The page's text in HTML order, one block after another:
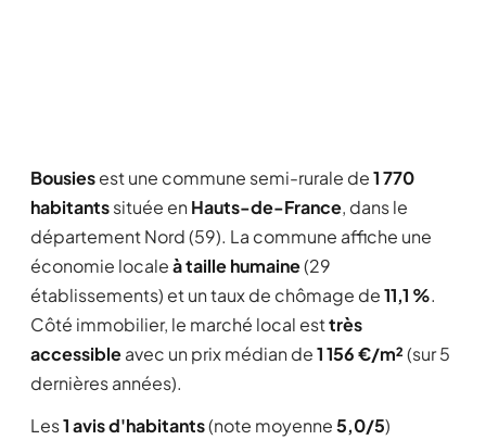
Bousiesest une commune semi-rurale de1 770
habitantssituée en Hauts-de-France, dans le
département Nord (59). La commune affiche une
économie localeà taille humaine(29
établissements) et un taux de chômage de11,1 %.
Côté immobilier, le marché local esttrès
accessibleavec un prix médian de1 156 €/m²(sur 5
dernières années).
Les1 avis d'habitants(note moyenne5,0/5)